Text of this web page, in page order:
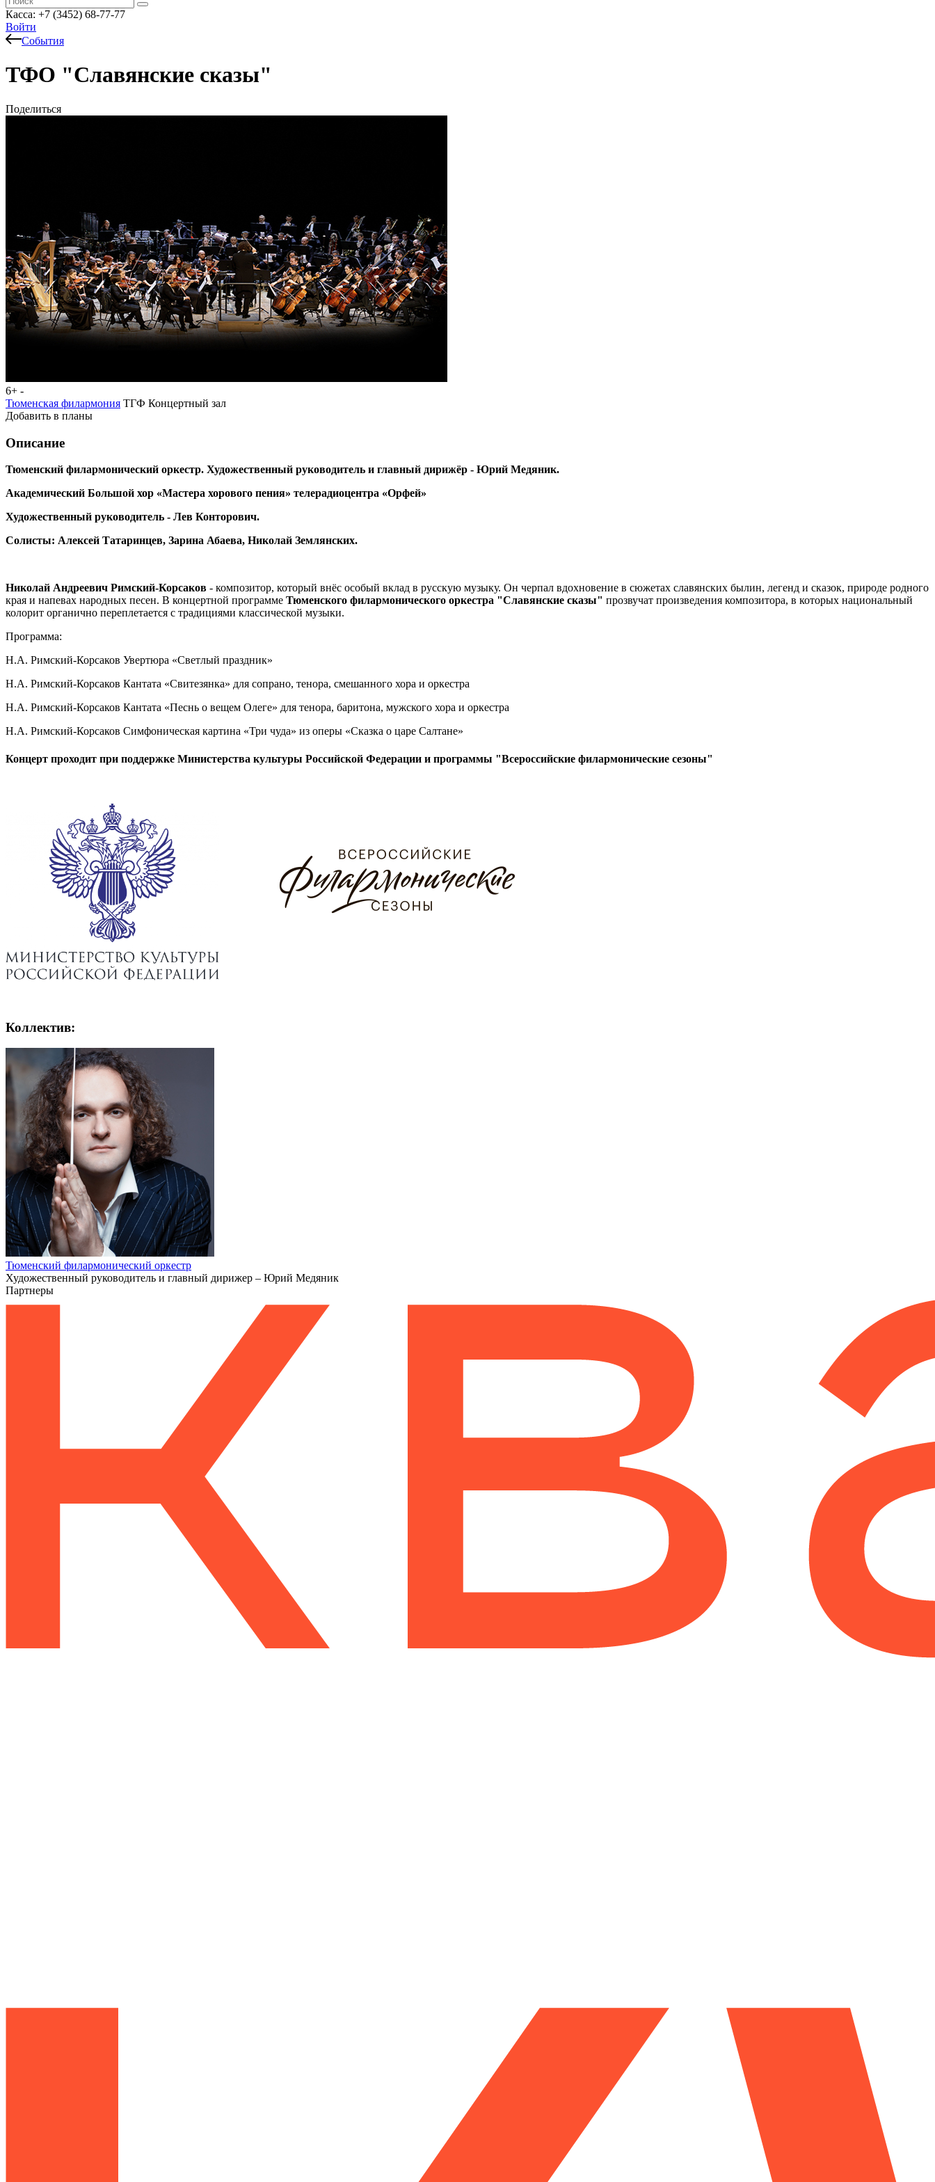
Касса: +7 (3452) 68-77-77
Войти
События
ТФО "Славянские сказы"
Поделиться
6+ -
Тюменская филармония ТГФ Концертный зал
Добавить в планы
Описание
Тюменский филармонический оркестр. Художественный руководитель и главный дирижёр - Юрий Медяник.
Академический Большой хор «Мастера хорового пения» телерадиоцентра «Орфей»
Художественный руководитель - Лев Конторович.
Солисты: Алексей Татаринцев, Зарина Абаева, Николай Землянских.
Николай Андреевич Римский-Корсаков - композитор, который внëс особый вклад в русскую музыку. Он черпал вдохновение в сюжетах славянских былин, легенд и сказок, природе родного
края и напевах народных песен. В концертной программе Тюменского филармонического оркестра "Славянские сказы" прозвучат произведения композитора, в которых национальный
колорит органично переплетается с традициями классической музыки.
Программа:
Н.А. Римский-Корсаков Увертюра «Светлый праздник»
Н.А. Римский-Корсаков Кантата «Свитезянка» для сопрано, тенора, смешанного хора и оркестра
Н.А. Римский-Корсаков Кантата «Песнь о вещем Олеге» для тенора, баритона, мужского хора и оркестра
Н.А. Римский-Корсаков Симфоническая картина «Три чуда» из оперы «Сказка о царе Салтане»
Концерт проходит при поддержке Министерства культуры Российской Федерации и программы "Всероссийские филармонические сезоны"
Коллектив:
Тюменский филармонический оркестр
Художественный руководитель и главный дирижер – Юрий Медяник
Партнеры